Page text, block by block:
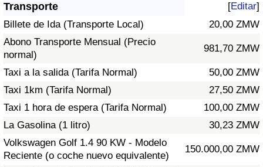
Transporte [Editar]
Billete de Ida (Transporte Local)
20,00 ZMW
Abono Transporte Mensual (Precio
normal)
981,70 ZMW
Taxi a la salida (Tarifa Normal)
50,00 ZMW
Taxi 1km (Tarifa Normal)
27,50 ZMW
Taxi 1 hora de espera (Tarifa Normal)
100,00 ZMW
La Gasolina (1 litro)
30,23 ZMW
Volkswagen Golf 1.4 90 KW - Modelo
Reciente (o coche nuevo equivalente)
150.000,00 ZMW